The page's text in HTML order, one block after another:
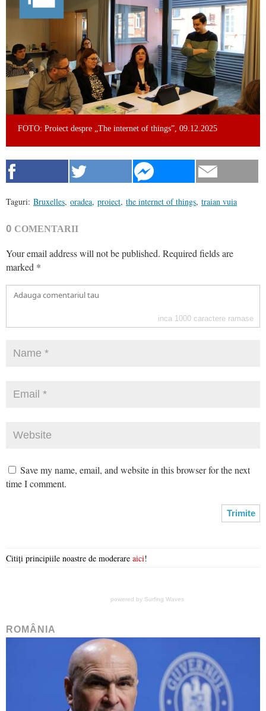
FOTO: Proiect despre „The internet of things”, 09.12.2025
Taguri: Bruxelles, oradea, proiect, the internet of things, traian vuia
0 COMENTARII
Your email address will not be published. Required fields are
marked *
inca 1000 caractere ramase
Save my name, email, and website in this browser for the next
time I comment.
Citiți principiile noastre de moderare aici!
powered by Surfing Waves
ROMÂNIA